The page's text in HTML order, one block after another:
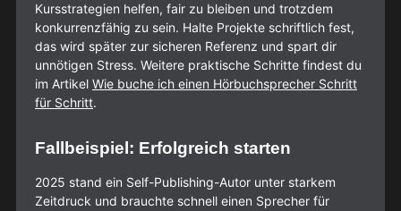
Kursstrategien helfen, fair zu bleiben und trotzdem
konkurrenzfähig zu sein. Halte Projekte schriftlich fest,
das wird später zur sicheren Referenz und spart dir
unnötigen Stress. Weitere praktische Schritte findest du
im Artikel Wie buche ich einen Hörbuchsprecher Schritt
für Schritt.
Fallbeispiel: Erfolgreich starten
2025 stand ein Self-Publishing-Autor unter starkem
Zeitdruck und brauchte schnell einen Sprecher für